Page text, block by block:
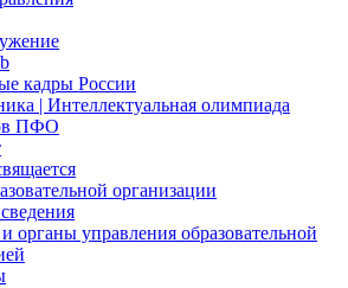
кадры России
| Интеллектуальная олимпиада
ПФО
организации
органы управления образовательной